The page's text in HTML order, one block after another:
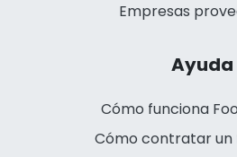
Empresas
Ayuda
Cómo funciona
Cómo contratar